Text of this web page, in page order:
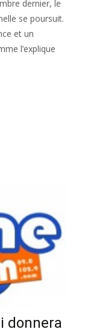
dernier, le
se poursuit.
et un
l’explique
donnera